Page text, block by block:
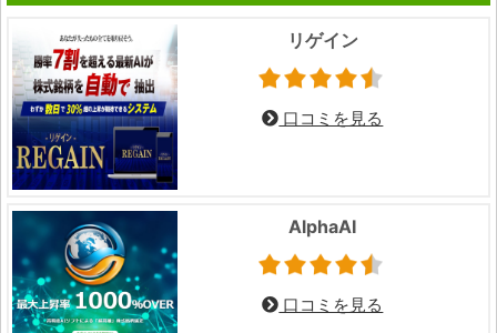
リゲイン
口コミを見る
AlphaAI
口コミを見る